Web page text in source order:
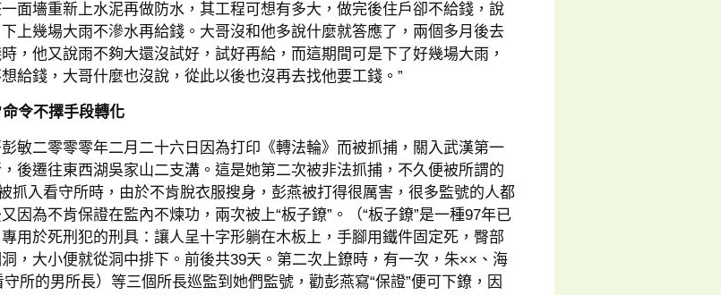
面墻重新上水泥再做防水，其工程可想有多大，做完後住戶卻不給錢，說
上幾場大雨不滲水再給錢。大哥沒和他多說什麼就答應了，兩個多月後去
，他又說雨不夠大還沒試好，試好再給，而這期間可是下了好幾場大雨，
給錢，大哥什麼也沒說，從此以後也沒再去找他要工錢。”
命令不擇手段轉化
敏二零零零年二月二十六日因為打印《轉法輪》而被抓捕，關入武漢第一
後遷往東西湖吳家山二支溝。這是她第二次被非法抓捕，不久便被所謂的
抓入看守所時，由於不肯脫衣服搜身，彭燕被打得很厲害，很多監號的人都
因為不肯保證在監內不煉功，兩次被上“板子鐐”。（“板子鐐”是一種97年已
用於死刑犯的刑具：讓人呈十字形躺在木板上，手腳用鐵件固定死，臀部
，大小便就從洞中排下。前後共39天。第二次上鐐時，有一次，朱××、海
所的男所長）等三個所長巡監到她們監號，勸彭燕寫“保證”便可下鐐，因